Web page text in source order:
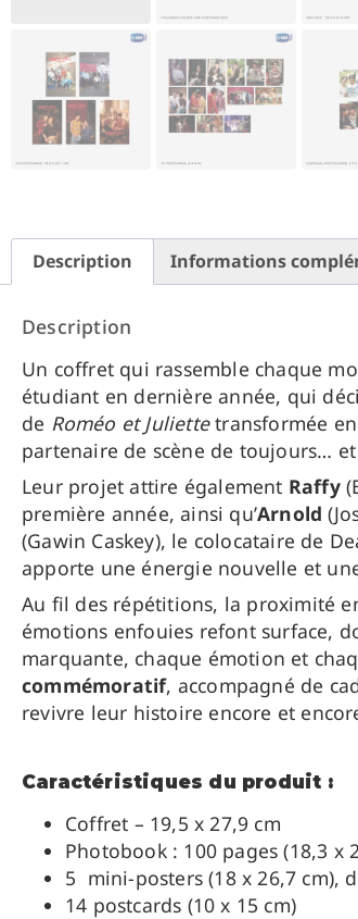
Description Informations
Description
Un coffret qui rassemble chaque
étudiant en dernière année, qui
de Roméo et Juliettetransformée en
partenaire de scène de toujours…
Leur projet attire également Raffy
première année, ainsi qu’Arnold
(Gawin Caskey), le colocataire de
apporte une énergie nouvelle et
Au fil des répétitions, la proximité
émotions enfouies refont surface,
marquante, chaque émotion et
commémoratif, accompagné de
revivre leur histoire encore et
Caractéristiques du produit :
Coffret – 19,5 x 27,9 cm
Photobook : 100 pages (18,3 x
5 mini-posters (18 x 26,7 cm),
14 postcards (10 x 15 cm)